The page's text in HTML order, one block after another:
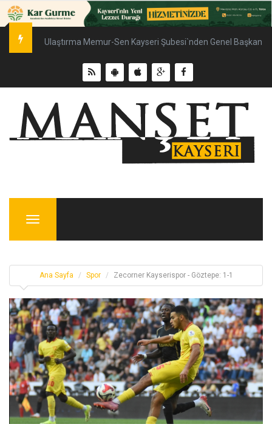
Ulaştırma Memur-Sen Kayseri Şubesi`nden Genel Başkan
Menu
Ana Sayfa Spor Zecorner Kayserispor - Göztepe: 1-1